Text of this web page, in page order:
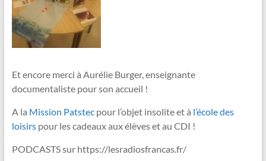
Et encore merci à Aurélie Burger, enseignante
documentaliste pour son accueil !
A la Mission Patstecpour l’objet insolite et à l’école des
loisirspour les cadeaux aux élèves et au CDI !
PODCASTS sur https://lesradiosfrancas.fr/